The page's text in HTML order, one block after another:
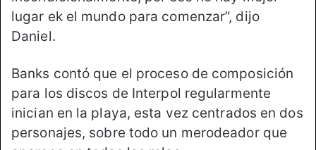
lugar ek el mundo para comenzar”, dijo
Daniel.
Banks contó que el proceso de composición
para los discos de Interpol regularmente
inician en la playa, esta vez centrados en dos
personajes, sobre todo un merodeador que